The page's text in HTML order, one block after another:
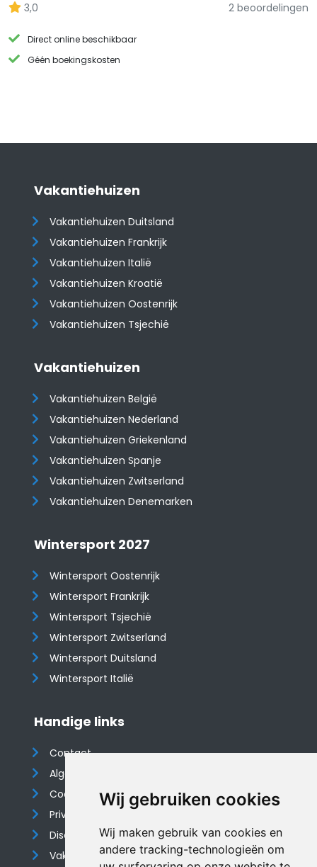
Wij gebruiken cookies
Wij maken gebruik van cookies en
andere tracking-technologieën om
3,0 2 beoordelingen
Direct online beschikbaar
Géén boekingskosten
Vakantiehuizen
Vakantiehuizen Duitsland
Vakantiehuizen Frankrijk
Vakantiehuizen Italië
Vakantiehuizen Kroatië
​​​​​​​Vakantiehuizen Oostenrijk
Vakantiehuizen Tsjechië
Vakantiehuizen
Vakantiehuizen België
Vakantiehuizen Nederland
Vakantiehuizen Griekenland
Vakantiehuizen Spanje
​​​​​​​Vakantiehuizen Zwitserland
Vakantiehuizen Denemarken
Wintersport 2027
Wintersport Oostenrijk
Wintersport Frankrijk
Wintersport Tsjechië
Wintersport Zwitserland
Wintersport Duitsland
Wintersport Italië
Handige links
Contact
Algemene voorwaarden
Cookieverklaring
Privacyverklaring
Disclaimer
Vakantiehuis website